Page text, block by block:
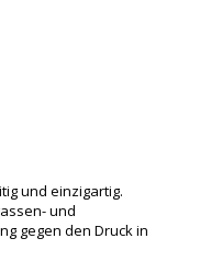
und einzigartig.
und
gegen den Druck in